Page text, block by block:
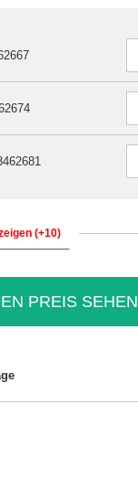
(+10)
PREIS SEHEN